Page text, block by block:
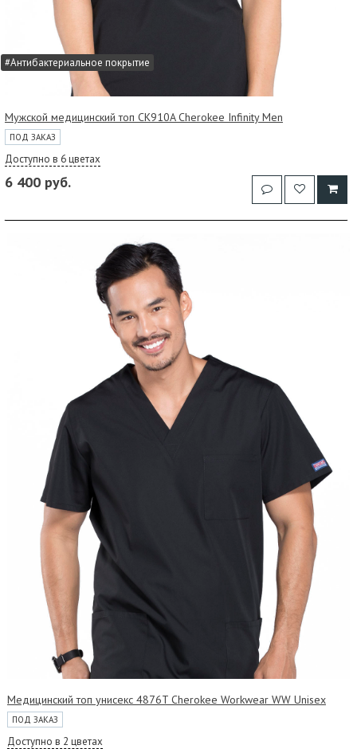
#Антибактериальное покрытие
Мужской медицинский топ CK910A Cherokee Infinity Men
ПОД ЗАКАЗ
Доступно в 6 цветах
6 400 руб.
Медицинский топ унисекс 4876T Cherokee Workwear WW Unisex
ПОД ЗАКАЗ
Доступно в 2 цветах